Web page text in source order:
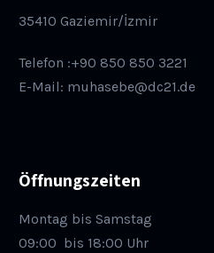
35410 Gaziemir/İzmir
Telefon :+90 850 850 3221
E-Mail: muhasebe@dc21.de
Öffnungszeiten
Montag bis Samstag
09:00 bis 18:00 Uhr